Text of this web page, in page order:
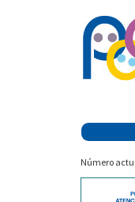
Número